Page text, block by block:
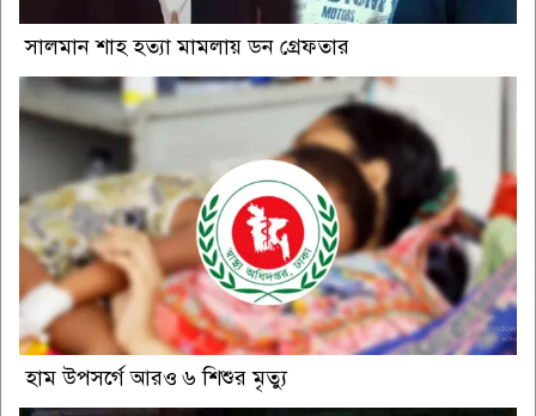
সালমান শাহ হত্যা মামলায় ডন গ্রেফতার
হাম উপসর্গে আরও ৬ শিশুর মৃত্যু